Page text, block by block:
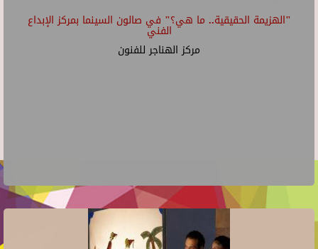
"الهزيمة الحقيقية.. ما هي؟" في صالون السينما بمركز الإبداع
الفني
مركز الهناجر للفنون